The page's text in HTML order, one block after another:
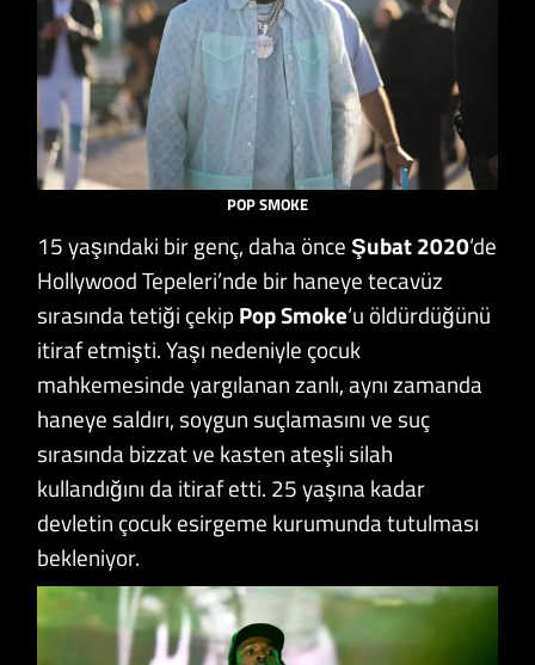
POP SMOKE
15 yaşındaki bir genç, daha önceŞubat 2020‘de
Hollywood Tepeleri’nde bir haneye tecavüz
sırasında tetiği çekip Pop Smoke‘u öldürdüğünü
itiraf etmişti. Yaşı nedeniyle çocuk
mahkemesinde yargılanan zanlı, aynı zamanda
haneye saldırı, soygun suçlamasını ve suç
sırasında bizzat ve kasten ateşli silah
kullandığını da itiraf etti. 25 yaşına kadar
devletin çocuk esirgeme kurumunda tutulması
bekleniyor.